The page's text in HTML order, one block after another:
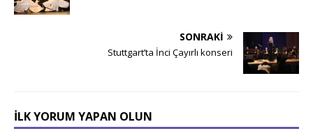
SONRAKI
Stuttgart’ta İnci Çayırlı konseri
İLK YORUM YAPAN OLUN